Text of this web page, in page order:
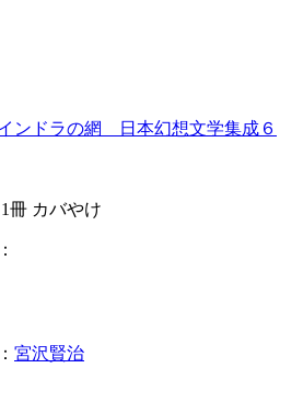
ンドラの網 日本幻想文学集成６
冊 カバやけ
宮沢賢治